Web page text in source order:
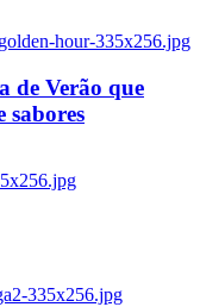
hour-335x256.jpg
de Verão que
sabores
335x256.jpg